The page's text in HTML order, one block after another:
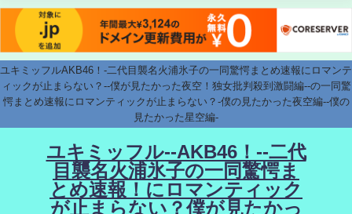
ユキミッフルAKB46！-二代目襲名火浦氷子の一同驚愕まとめ速報にロマンテ
ィックが止まらない？--僕が見たかった夜空！独女批判殺到激闘編--の一同驚
愕まとめ速報にロマンティックが止まらない？-僕の見たかった夜空編--僕の
見たかった星空編-
ユキミッフル--AKB46！--二代
目襲名火浦氷子の一同驚愕ま
とめ速報！にロマンティック
が止まらない？僕が見たかっ